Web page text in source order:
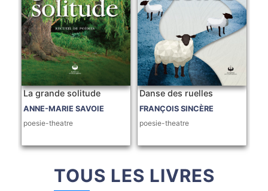
La grande solitude
ANNE-MARIE SAVOIE
poesie-theatre
Danse des ruelles
FRANÇOIS SINCÈRE
poesie-theatre
TOUS LES LIVRES